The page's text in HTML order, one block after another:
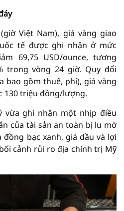
Việt Nam), giá vàng giao
tế được ghi nhận ở mức
69,75 USD/ounce, tương
trong vòng 24 giờ. Quy đổi
bao gồm thuế, phí), giá vàng
130 triệu đồng/lượng.
vừa ghi nhận một nhịp điều
của tài sản an toàn bị lu mờ
bạc xanh, giá dầu và lợi
cảnh rủi ro địa chính trị Mỹ